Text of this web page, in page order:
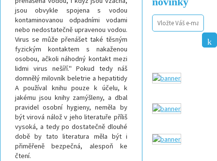
jsou obvykle spojena s vodou
kontaminovanou odpadními vodami
nebo nedostatečně upravenou vodou.
Virus se může přenášet také těsným
fyzickým kontaktem s nakaženou
osobou, ačkoli náhodný kontakt mezi
lidmi virus nešíří." Pokud tedy náš
domnělý milovník beletrie a hepatitidy
A používal knihu pouze k účelu, k
jakému jsou knihy zamýšleny, a dbal
pravidel osobní hygieny, neměla by
být virová nálož v jeho literatuře příliš
vysoká, a tedy po dostatečně dlouhé
době by tato literatura měla být i
přiměřeně bezpečná, alespoň ke
čtení.